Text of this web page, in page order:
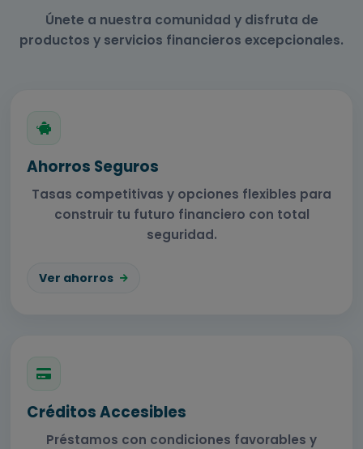
Únete a nuestra comunidad y disfruta de
productos y servicios financieros excepcionales.
Ahorros Seguros
Tasas competitivas y opciones flexibles para
construir tu futuro financiero con total
seguridad.
Ver ahorros
Créditos Accesibles
Préstamos con condiciones favorables y